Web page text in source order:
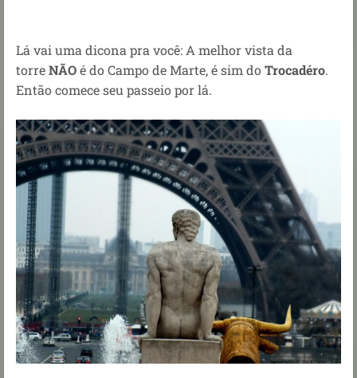
Lá vai uma dicona pra você: A melhor vista da
torreNÃOé do Campo de Marte, é sim doTrocadéro.
Então comece seu passeio por lá.